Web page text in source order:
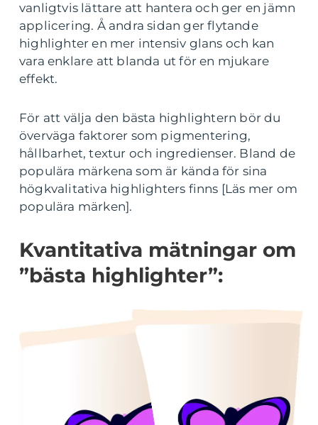
vanligtvis lättare att hantera och ger en jämn
applicering. Å andra sidan ger flytande
highlighter en mer intensiv glans och kan
vara enklare att blanda ut för en mjukare
effekt.
För att välja den bästa highlightern bör du
överväga faktorer som pigmentering,
hållbarhet, textur och ingredienser. Bland de
populära märkena som är kända för sina
högkvalitativa highlighters finns [Läs mer om
populära märken].
Kvantitativa mätningar om
”bästa highlighter”: